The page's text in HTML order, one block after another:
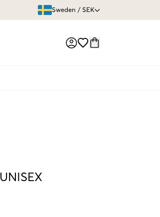
Sweden / SEK
UNISEX